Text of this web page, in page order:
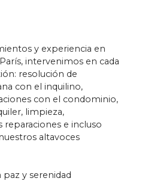
y experiencia en
intervenimos en cada
resolución de
con el inquilino,
con el condominio,
limpieza,
e incluso
altavoces
y serenidad